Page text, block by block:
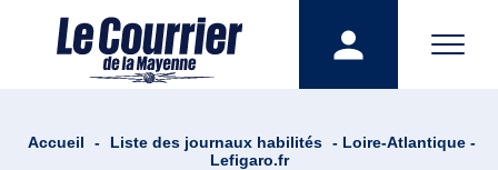
Accueil - Liste des journaux habilités - Loire-Atlantique -
Lefigaro.fr